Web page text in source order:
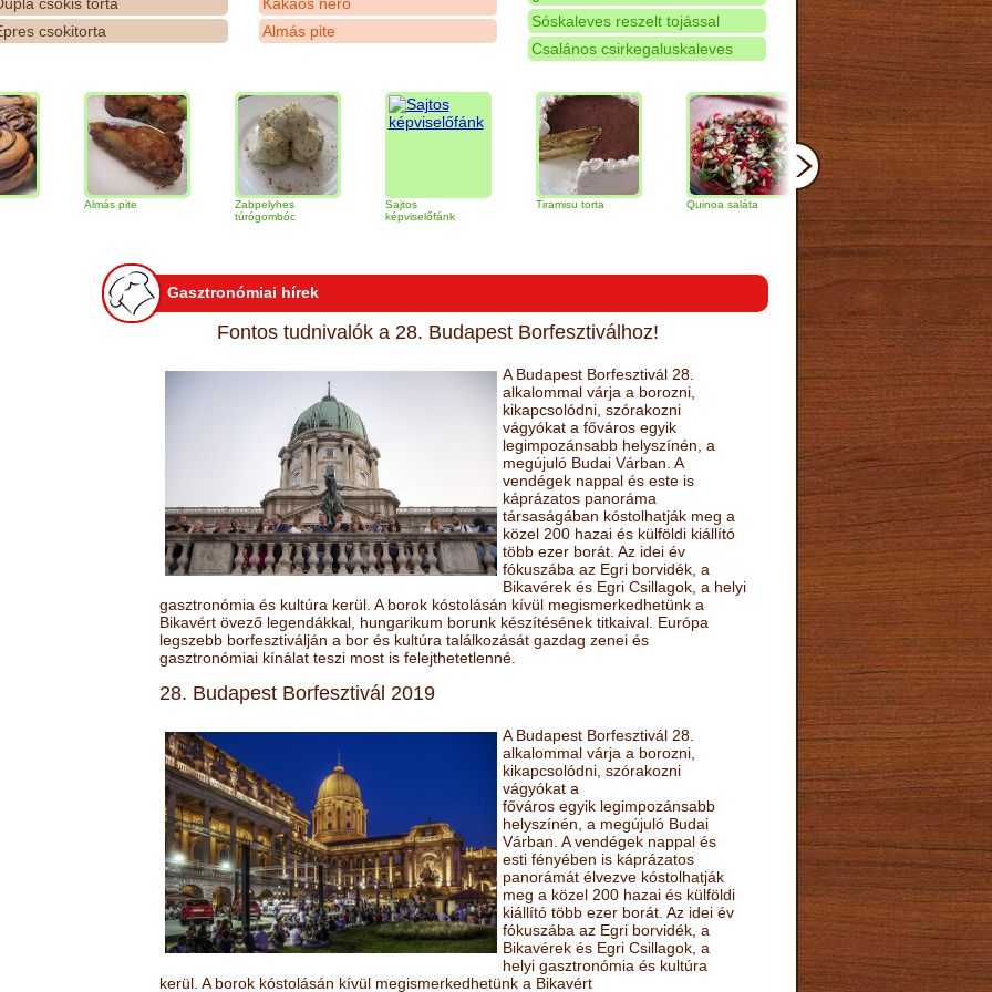
csokitorta
Almás pite
Sóskaleves reszelt tojással
Csalános csirkegaluskaleves
Almás pite
Zabpelyhes
túrógombóc
képviselőfánk
Tiramisu torta Quinoa saláta Mandulás kifli
narancs
Gasztronómiai hírek
Fontos tudnivalók a 28. Budapest Borfesztiválhoz!
A Budapest Borfesztivál 28.
alkalommal várja a borozni,
kikapcsolódni, szórakozni
vágyókat a főváros egyik
legimpozánsabb helyszínén, a
megújuló Budai Várban. A
vendégek nappal és este is
káprázatos panoráma
társaságában kóstolhatják meg a
közel 200 hazai és külföldi kiállító
több ezer borát. Az idei év
fókuszába az Egri borvidék, a
Bikavérek és Egri Csillagok, a helyi
gasztronómia és kultúra kerül. A borok kóstolásán kívül megismerkedhetünk a
Bikavért övező legendákkal, hungarikum borunk készítésének titkaival. Európa
legszebb borfesztiválján a bor és kultúra találkozását gazdag zenei és
gasztronómiai kínálat teszi most is felejthetetlenné.
28. Budapest Borfesztivál 2019
A Budapest Borfesztivál 28.
alkalommal várja a borozni,
kikapcsolódni, szórakozni
vágyókat a
főváros egyik legimpozánsabb
helyszínén, a megújuló Budai
Várban. A vendégek nappal és
esti fényében is káprázatos
panorámát élvezve kóstolhatják
meg a közel 200 hazai és külföldi
kiállító több ezer borát. Az idei év
fókuszába az Egri borvidék, a
Bikavérek és Egri Csillagok, a
helyi gasztronómia és kultúra
kerül. A borok kóstolásán kívül megismerkedhetünk a Bikavért